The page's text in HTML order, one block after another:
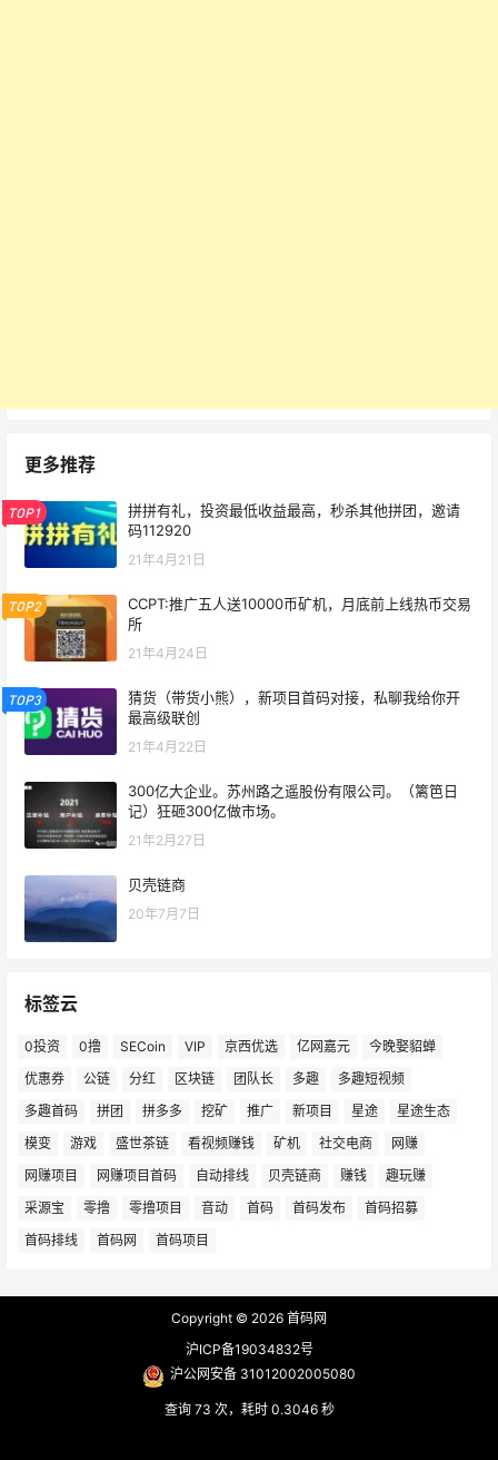
更多推荐
TOP1
拼拼有礼，投资最低收益最高，秒杀其他拼团，邀请
码112920
21年4月21日
TOP2
CCPT:推广五人送10000币矿机，月底前上线热币交易
所
21年4月24日
TOP3
猜货（带货小熊），新项目首码对接，私聊我给你开
最高级联创
21年4月22日
300亿大企业。苏州路之遥股份有限公司。（篱笆日
记）狂砸300亿做市场。
21年2月27日
贝壳链商
20年7月7日
标签云
0投资 0撸 SECoin VIP 京西优选 亿网嘉元
今晚娶貂蝉
优惠券
公链 分红 区块链 团队长 多趣
多趣短视频
多趣首码
拼团 拼多多 挖矿 推广 新项目 星途
星途生态
模变
游戏 盛世茶链 看视频赚钱 矿机 社交电商
网赚
网赚项目
网赚项目首码 自动排线 贝壳链商 赚钱
趣玩赚
采源宝
零撸 零撸项目 音动 首码 首码发布
首码招募
首码排线
首码网 首码项目
Copyright © 2026 首码网
沪ICP备19034832号
沪公网安备 31012002005080
查询 73 次，耗时 0.3046 秒